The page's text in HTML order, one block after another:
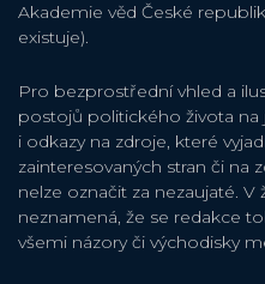
Akademie věd České
existuje).
Pro bezprostřední vhled a
postojů politického života na
i odkazy na zdroje, které
zainteresovaných stran či na
nelze označit za nezaujaté.
neznamená, že se redakce
všemi názory či východisky